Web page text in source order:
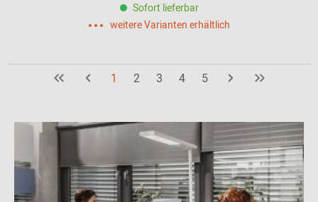
Sofort lieferbar
weitere Varianten erhältlich
1 2 3 4 5